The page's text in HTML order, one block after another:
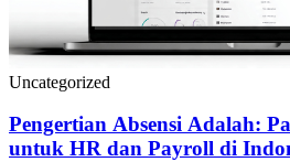
Uncategorized
Pengertian Absensi Adalah:
untuk HR dan Payroll di